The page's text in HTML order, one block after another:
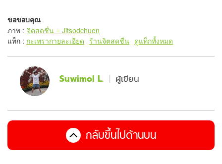
ขอขอบคุณ
ภาพ : จิตสดชื่น = Jitsodchuen
แท็ก : กะเพรากายละเอียด ร้านจิตสดชื่น ดูแท็กทั้งหมด
Suwimol L. ผู้เขียน
กลับขึ้นไปด้านบน